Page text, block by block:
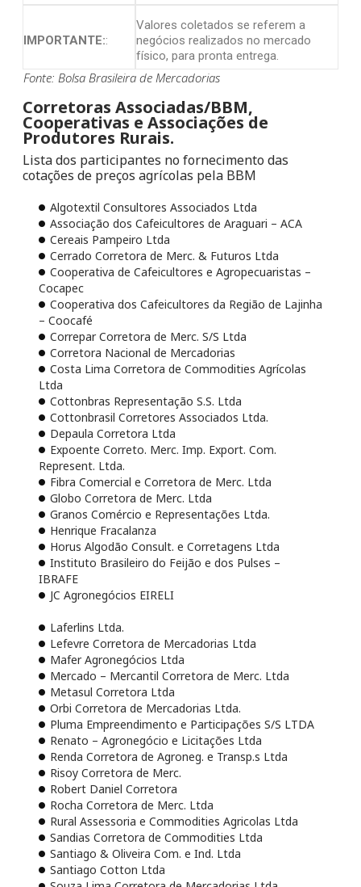
IMPORTANTE::
Valores coletados se referem a
negócios realizados no mercado
físico, para pronta entrega.
Fonte: Bolsa Brasileira de Mercadorias
Corretoras Associadas/BBM,
Cooperativas e Associações de
Produtores Rurais.
Lista dos participantes no fornecimento das
cotações de preços agrícolas pela BBM
Algotextil Consultores Associados Ltda
Associação dos Cafeicultores de Araguari – ACA
Cereais Pampeiro Ltda
Cerrado Corretora de Merc. & Futuros Ltda
Cooperativa de Cafeicultores e Agropecuaristas –
Cocapec
Cooperativa dos Cafeicultores da Região de Lajinha
– Coocafé
Correpar Corretora de Merc. S/S Ltda
Corretora Nacional de Mercadorias
Costa Lima Corretora de Commodities Agrícolas
Ltda
Cottonbras Representação S.S. Ltda
Cottonbrasil Corretores Associados Ltda.
Depaula Corretora Ltda
Expoente Correto. Merc. Imp. Export. Com.
Represent. Ltda.
Fibra Comercial e Corretora de Merc. Ltda
Globo Corretora de Merc. Ltda
Granos Comércio e Representações Ltda.
Henrique Fracalanza
Horus Algodão Consult. e Corretagens Ltda
Instituto Brasileiro do Feijão e dos Pulses –
IBRAFE
JC Agronegócios EIRELI
Laferlins Ltda.
Lefevre Corretora de Mercadorias Ltda
Mafer Agronegócios Ltda
Mercado – Mercantil Corretora de Merc. Ltda
Metasul Corretora Ltda
Orbi Corretora de Mercadorias Ltda.
Pluma Empreendimento e Participações S/S LTDA
Renato – Agronegócio e Licitações Ltda
Renda Corretora de Agroneg. e Transp.s Ltda
Risoy Corretora de Merc.
Robert Daniel Corretora
Rocha Corretora de Merc. Ltda
Rural Assessoria e Commodities Agricolas Ltda
Sandias Corretora de Commodities Ltda
Santiago & Oliveira Com. e Ind. Ltda
Santiago Cotton Ltda